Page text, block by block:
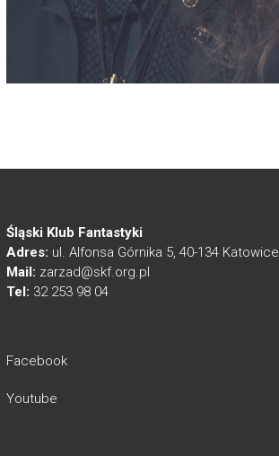
Śląski Klub Fantastyki
Adres: ul. Alfonsa Górnika 5, 40-134 Katowice
Mail: zarzad@skf.org.pl
Tel: 32 253 98 04
Facebook
Youtube